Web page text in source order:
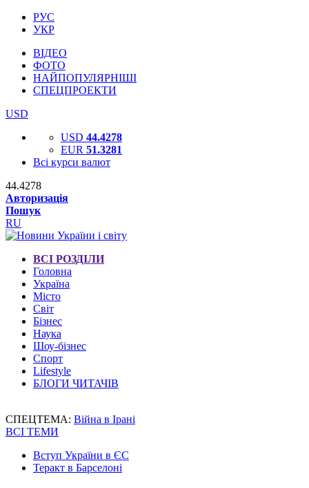
РУС
УКР
ВІДЕО
ФОТО
НАЙПОПУЛЯРНІШІ
СПЕЦПРОЕКТИ
USD
USD 44.4278
EUR 51.3281
Всі курси валют
44.4278
Авторизація
Пошук
RU
ВСІ РОЗДІЛИ
Головна
Україна
Місто
Світ
Бізнес
Наука
Шоу-бізнес
Спорт
Lifestyle
БЛОГИ ЧИТАЧІВ
СПЕЦТЕМА: Війна в Ірані
ВСІ ТЕМИ
Вступ України в ЄС
Теракт в Барселоні